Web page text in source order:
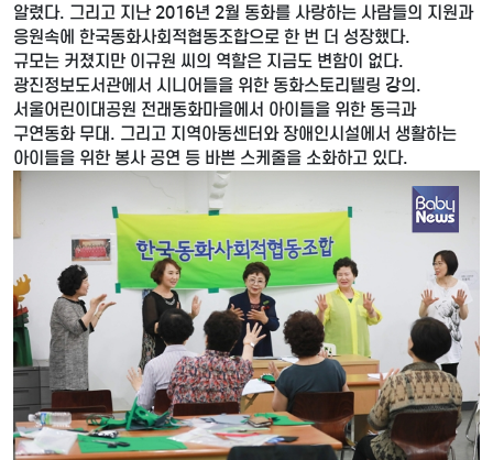
알렸다. 그리고 지난 2016년 2월 동화를 사랑하는 사람들의 지원과
응원속에 한국동화사회적협동조합으로 한 번 더 성장했다.
규모는 커졌지만 이규원 씨의 역할은 지금도 변함이 없다.
광진정보도서관에서 시니어들을 위한 동화스토리텔링 강의.
서울어린이대공원 전래동화마을에서 아이들을 위한 동극과
구연동화 무대. 그리고 지역아동센터와 장애인시설에서 생활하는
아이들을 위한 봉사 공연 등 바쁜 스케줄을 소화하고 있다.